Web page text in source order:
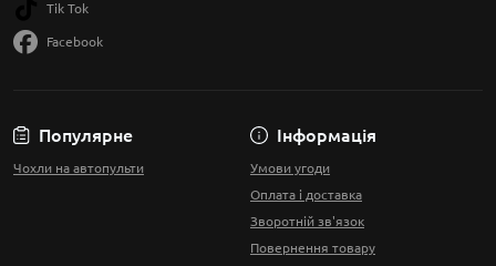
Популярне
Чохли на автопульти
Інформація
Умови угоди
Оплата і доставка
Зворотній зв'язок
Повернення товару
Tik Tok
Facebook